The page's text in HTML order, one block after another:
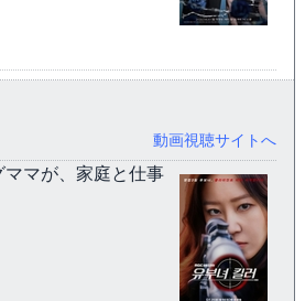
動画視聴サイトへ
ママが、家庭と仕事